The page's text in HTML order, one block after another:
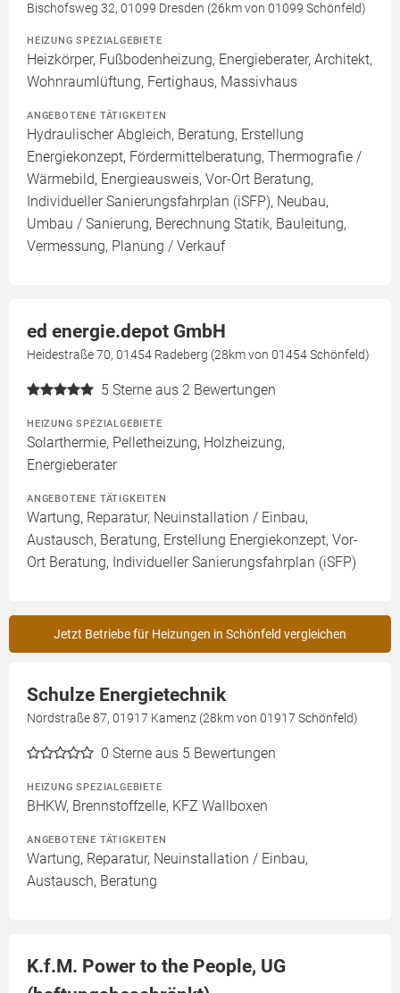
Bischofsweg 32, 01099 Dresden (26km von 01099 Schönfeld)
HEIZUNG SPEZIALGEBIETE
Heizkörper, Fußbodenheizung, Energieberater, Architekt,
Wohnraumlüftung, Fertighaus, Massivhaus
ANGEBOTENE TÄTIGKEITEN
Hydraulischer Abgleich, Beratung, Erstellung
Energiekonzept, Fördermittelberatung, Thermografie /
Wärmebild, Energieausweis, Vor-Ort Beratung,
Individueller Sanierungsfahrplan (iSFP), Neubau,
Umbau / Sanierung, Berechnung Statik, Bauleitung,
Vermessung, Planung / Verkauf
ed energie.depot GmbH
Heidestraße 70, 01454 Radeberg (28km von 01454 Schönfeld)
5 Sterne aus 2 Bewertungen
HEIZUNG SPEZIALGEBIETE
Solarthermie, Pelletheizung, Holzheizung,
Energieberater
ANGEBOTENE TÄTIGKEITEN
Wartung, Reparatur, Neuinstallation / Einbau,
Austausch, Beratung, Erstellung Energiekonzept, Vor-
Ort Beratung, Individueller Sanierungsfahrplan (iSFP)
Jetzt Betriebe für Heizungen in Schönfeld vergleichen
Schulze Energietechnik
Nordstraße 87, 01917 Kamenz (28km von 01917 Schönfeld)
0 Sterne aus 5 Bewertungen
HEIZUNG SPEZIALGEBIETE
BHKW, Brennstoffzelle, KFZ Wallboxen
ANGEBOTENE TÄTIGKEITEN
Wartung, Reparatur, Neuinstallation / Einbau,
Austausch, Beratung
K.f.M. Power to the People, UG